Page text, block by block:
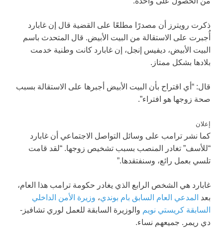
ذكرت رويترز أن مصدرًا مطلعًا على القضية قال إن غابارد
أُجبرت على الاستقالة من البيت الأبيض. قال المتحدث باسم
البيت الأبيض، ديفيس إنجل، إن غابارد كانت وطنية خدمت
بلادها بشكل ممتاز.
قال: “أي اقتراح بأن البيت الأبيض أجبرها على الاستقالة بسبب
صحة زوجها هو افتراء”.
إعلان
كما نشر ترامب على وسائل التواصل الاجتماعي أن غابارد
“للأسف” تغادر المنصب بسبب تشخيص زوجها. “لقد قامت
تلسي بعمل رائع، وسنفتقدها.”
غابارد هي الشخص الرابع الذي يغادر حكومة ترامب هذا العام،
بعد المدعي العام السابق بام بوندي، وزيرة الأمن الداخلي
السابقة كريستي نويم والوزيرة السابقة للعمل لوري تشافيز-
دي ريمر. جميعهم نساء.